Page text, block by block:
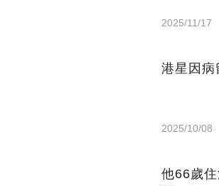
2025/11/17
港星因
2025/10/08
他66歲